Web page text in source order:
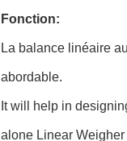
Fonction:
La balance linéaire
abordable.
It will help in
alone Linear